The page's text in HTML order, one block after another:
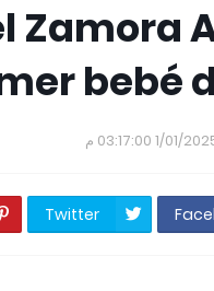
Zamora
bebé
2025 03:17:00 م
Twitter